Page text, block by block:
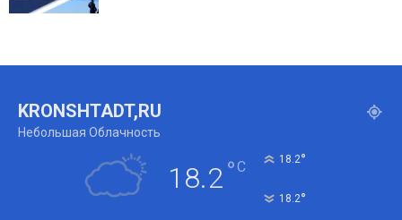
KRONSHTADT,RU
Небольшая Облачность
18.2°C 18.2°
18.2°